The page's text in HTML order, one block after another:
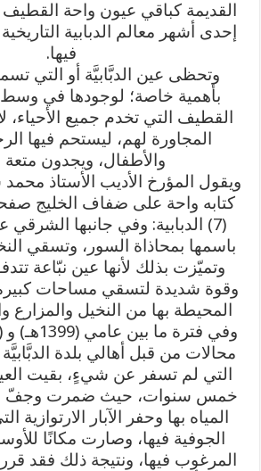
القديمة كباقي عيون واحة
إحدى أشهر معالم الدبابية
فيها.
وتحظى عين الدبَّابيَّة أو التي
بأهمية خاصة؛ لوجودها في
القطيف التي تخدم جميع الأحياء،
المجاورة لهم، ليستحم فيها
والأطفال، ويجدون متعة
ويقول المؤرخ الأديب الأستاذ
(7) الدبابية: وفي جانبها
باسمها بمحاذاة السور، وتسقي
وتميّزت بذلك لأنها عين نبّاعة
وقوة شديدة لتسقي مساحات
المحيطة بها من النخيل والمزارع
محالات من قبل أهالي بلدة
التي لم تسفر عن شيءٍ، بقيت
خمس سنوات، حيث ضمرت وجفّ
المياه بها وحفر الآبار
الجوفية فيها، وصارت مكانًا
المرغوب فيها، ونتيجة ذلك فقد